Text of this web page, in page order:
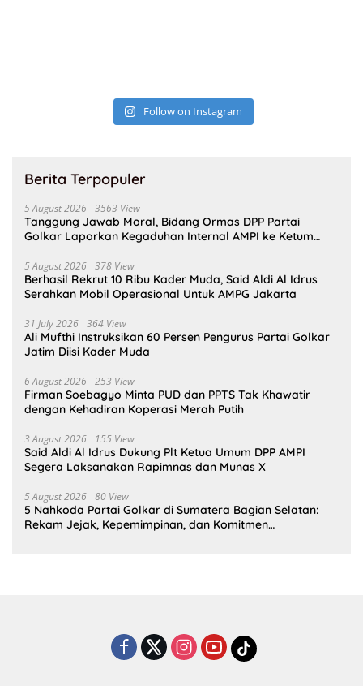
Follow on Instagram
Berita Terpopuler
5 August 2026 3563 View
Tanggung Jawab Moral, Bidang Ormas DPP Partai
Golkar Laporkan Kegaduhan Internal AMPI ke Ketum
5 August 2026 378 View
Berhasil Rekrut 10 Ribu Kader Muda, Said Aldi Al Idrus
Serahkan Mobil Operasional Untuk AMPG Jakarta
31 July 2026 364 View
Ali Mufthi Instruksikan 60 Persen Pengurus Partai Golkar
Jatim Diisi Kader Muda
6 August 2026 253 View
Firman Soebagyo Minta PUD dan PPTS Tak Khawatir
dengan Kehadiran Koperasi Merah Putih
3 August 2026 155 View
Said Aldi Al Idrus Dukung Plt Ketua Umum DPP AMPI
Segera Laksanakan Rapimnas dan Munas X
5 August 2026 80 View
5 Nahkoda Partai Golkar di Sumatera Bagian Selatan:
Rekam Jejak, Kepemimpinan, dan Komitmen